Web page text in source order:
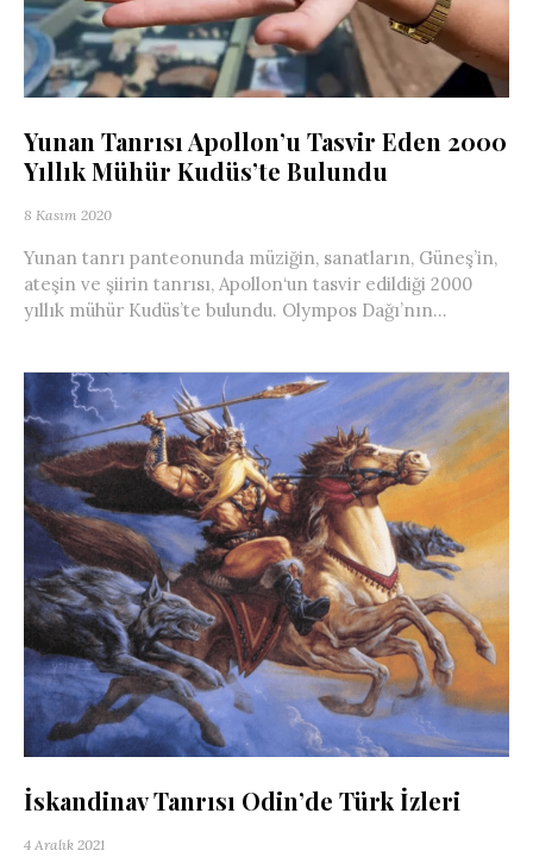
Yunan Tanrısı Apollon’u Tasvir Eden 2000
Yıllık Mühür Kudüs’te Bulundu
8 Kasım 2020
Yunan tanrı panteonunda müziğin, sanatların, Güneş’in,
ateşin ve şiirin tanrısı, Apollon‘un tasvir edildiği 2000
yıllık mühür Kudüs’te bulundu. Olympos Dağı’nın...
İskandinav Tanrısı Odin’de Türk İzleri
4 Aralık 2021